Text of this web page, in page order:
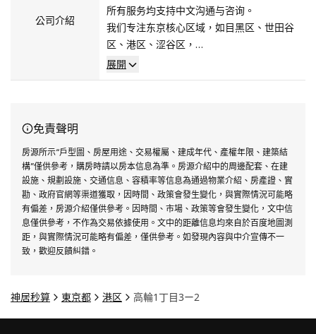
公司介紹
所有服务均支持中文沟通与咨询。
我们专注东京核心区域，如目黑区、世田谷
区、港区、涩谷区，
主要经营价格在1亿至50亿日元的住宅用
地、独栋住宅及高端公寓。
目前拥有数百套网络不流通的非公开房源，
为客户提供远超市场平均的选择空间。
※本公司不涉足租赁业务、投资型公寓、单
身公寓、停车场等商业用途物业的买卖
展開
免責聲明
房源所示“戶型圖、房屋用途、交易權屬、建成年代、產權年限、建築結
構”僅供參考，購房時請以房本信息為準。房源介紹中的周邊配套、在建
設施、規劃設施、交通信息、容積率等信息為通過物業介紹、房產證、實
勘、政府官網等渠道獲取，因時間、政策會發生變化，與實際情況可能略
有偏差，房源介紹僅供參考。因時間、市場、政策等會發生變化，文中信
息僅供參考，不作為交易依據使用。文中的距離信息均來自於百度地圖測
距，與實際情況可能略有偏差，僅供參考。如發現內容與中介宣傳不一
致，歡迎反饋糾錯。
神居秒算 東京都 港区 高輪1丁目3ー2